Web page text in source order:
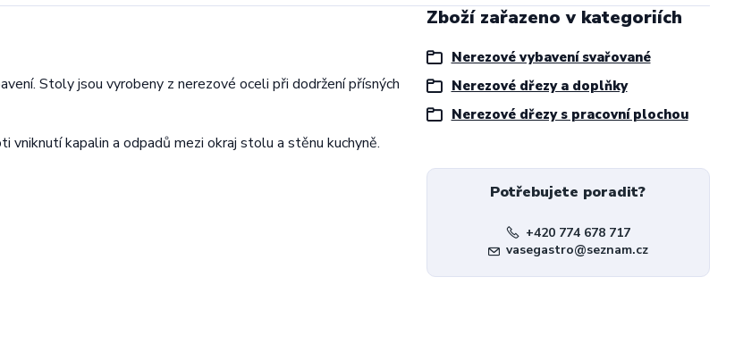
Stoly jsou vyrobeny z nerezové oceli při dodržení přísných
kapalin a odpadů mezi okraj stolu a stěnu kuchyně.
Zboží zařazeno v kategoriích
Nerezové vybavení svařované
Nerezové dřezy a doplňky
Nerezové dřezy s pracovní plochou
Potřebujete poradit?
+420 774 678 717
vasegastro@seznam.cz